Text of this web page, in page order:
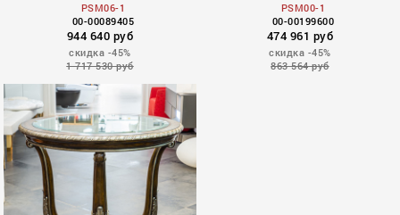
PSM06-1
00-00089405
944 640 руб
скидка -45%
1 717 530 руб
PSM00-1
00-00199600
474 961 руб
скидка -45%
863 564 руб